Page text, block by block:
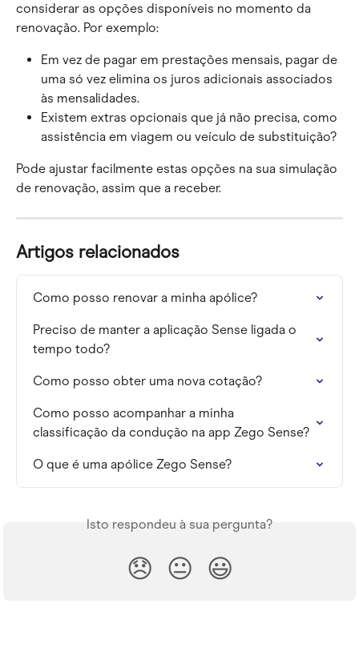
considerar as opções disponíveis no momento da
renovação. Por exemplo:
Em vez de pagar em prestações mensais, pagar de
uma só vez elimina os juros adicionais associados
às mensalidades.
Existem extras opcionais que já não precisa, como
assistência em viagem ou veículo de substituição?
Pode ajustar facilmente estas opções na sua simulação
de renovação, assim que a receber.
Artigos relacionados
Como posso renovar a minha apólice?
Preciso de manter a aplicação Sense ligada o
tempo todo?
Como posso obter uma nova cotação?
Como posso acompanhar a minha
classificação da condução na app Zego Sense?
O que é uma apólice Zego Sense?
Isto respondeu à sua pergunta?
😞 😐 😃